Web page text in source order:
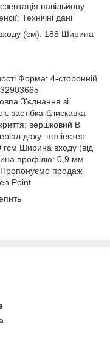
павільйону
Технічні дані
(см): 188 Ширина
Форма: 4-сторонній
З'єднання зі
застібка-блискавка
вершковий В
даху: поліестер
гсм Ширина входу (від
профілю: 0,9 мм
Пропонуємо продаж
Point